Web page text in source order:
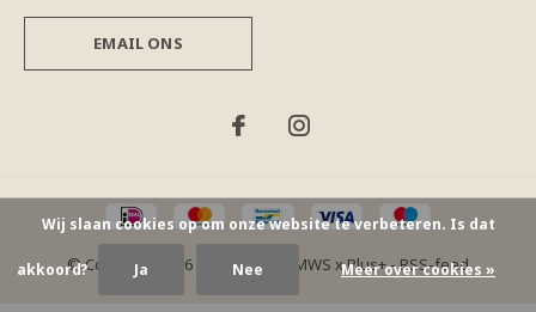
EMAIL ONS
© Copyright 2026 - Theme By DMWS xPlus+-RSS-feed
Wij slaan cookies op om onze website te verbeteren. Is dat
akkoord? Ja Nee Meer over cookies »